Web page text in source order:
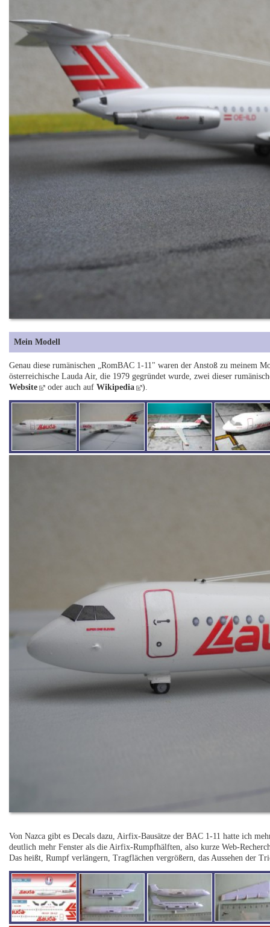
Mein Modell
Genau diese rumänischen „RomBAC 1-11" waren der Anstoß zu meinem
österreichische Lauda Air, die 1979 gegründet wurde, zwei dieser
Website
oder auch aufWikipedia ).
Von Nazca gibt es Decals dazu, Airfix-Bausätze der BAC 1-11 hatte ich
deutlich mehr Fenster als die Airfix-Rumpfhälften, also kurze Web-
Das heißt, Rumpf verlängern, Tragflächen vergrößern, das Aussehen der